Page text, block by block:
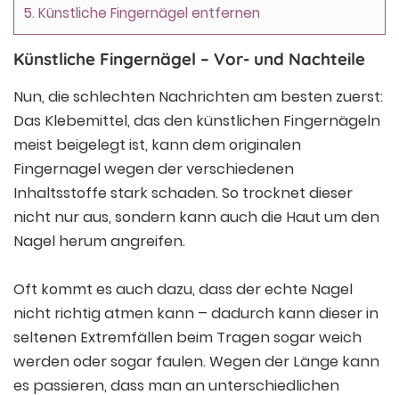
5. Künstliche Fingernägel entfernen
Künstliche Fingernägel – Vor- und Nachteile
Nun, die schlechten Nachrichten am besten zuerst:
Das Klebemittel, das den künstlichen Fingernägeln
meist beigelegt ist, kann dem originalen
Fingernagel wegen der verschiedenen
Inhaltsstoffe stark schaden. So trocknet dieser
nicht nur aus, sondern kann auch die Haut um den
Nagel herum angreifen.
Oft kommt es auch dazu, dass der echte Nagel
nicht richtig atmen kann – dadurch kann dieser in
seltenen Extremfällen beim Tragen sogar weich
werden oder sogar faulen. Wegen der Länge kann
es passieren, dass man an unterschiedlichen